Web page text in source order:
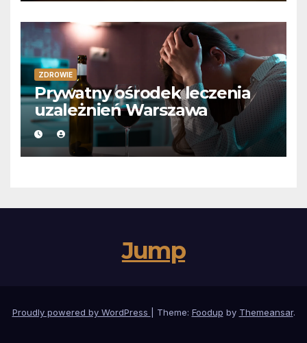
ZDROWIE
Prywatny ośrodek leczenia
uzależnień Warszawa
Jump
Proudly powered by WordPress Theme: Foodup by Themeansar.